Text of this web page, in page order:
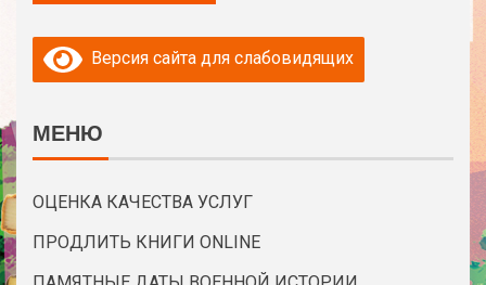
Версия сайта для слабовидящих
МЕНЮ
ОЦЕНКА КАЧЕСТВА УСЛУГ
ПРОДЛИТЬ КНИГИ ONLINE